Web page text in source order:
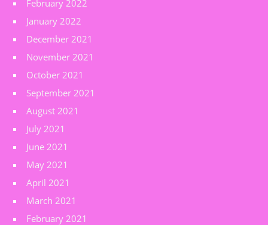
February 2022
January 2022
December 2021
November 2021
October 2021
September 2021
August 2021
July 2021
June 2021
May 2021
April 2021
March 2021
February 2021